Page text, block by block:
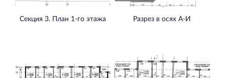
Секция 3. План 1-го этажа Разрез в осях А-И